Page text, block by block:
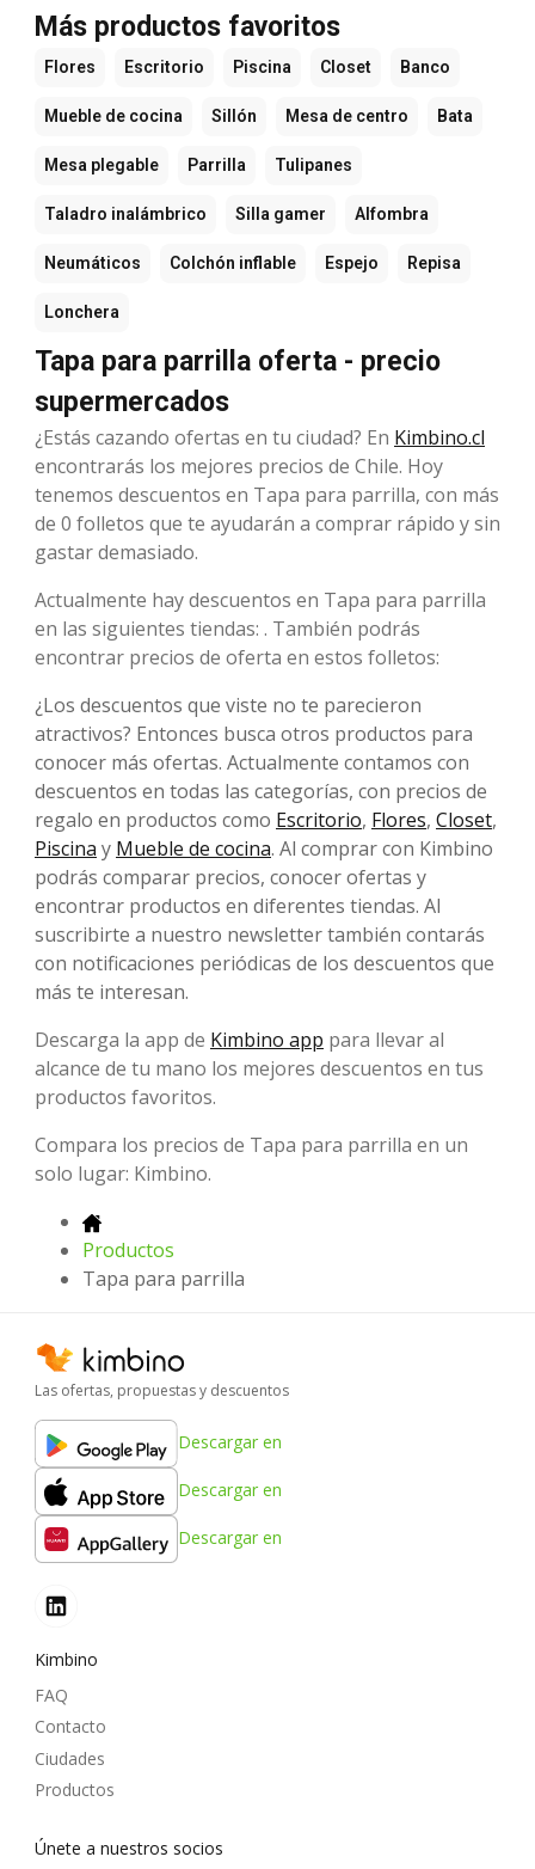
Más productos favoritos
Flores Escritorio Piscina Closet Banco
Mueble de cocina Sillón Mesa de centro Bata
Mesa plegable Parrilla Tulipanes
Taladro inalámbrico Silla gamer Alfombra
Neumáticos Colchón inflable Espejo Repisa
Lonchera
Tapa para parrilla oferta - precio
supermercados
¿Estás cazando ofertas en tu ciudad? En Kimbino.cl
encontrarás los mejores precios de Chile. Hoy
tenemos descuentos en Tapa para parrilla, con más
de 0 folletos que te ayudarán a comprar rápido y sin
gastar demasiado.
Actualmente hay descuentos en Tapa para parrilla
en las siguientes tiendas: . También podrás
encontrar precios de oferta en estos folletos:
¿Los descuentos que viste no te parecieron
atractivos? Entonces busca otros productos para
conocer más ofertas. Actualmente contamos con
descuentos en todas las categorías, con precios de
regalo en productos como Escritorio, Flores, Closet,
Piscina y Mueble de cocina. Al comprar con Kimbino
podrás comparar precios, conocer ofertas y
encontrar productos en diferentes tiendas. Al
suscribirte a nuestro newsletter también contarás
con notificaciones periódicas de los descuentos que
más te interesan.
Descarga la app de Kimbino app para llevar al
alcance de tu mano los mejores descuentos en tus
productos favoritos.
Compara los precios de Tapa para parrilla en un
solo lugar: Kimbino.
Productos
Tapa para parrilla
Las ofertas, propuestas y descuentos
Descargar en
Descargar en
Descargar en
Kimbino
FAQ
Contacto
Ciudades
Productos
Únete a nuestros socios